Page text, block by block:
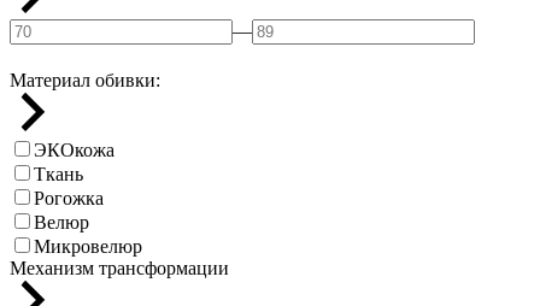
—
Материал обивки:
ЭКОкожа
Ткань
Рогожка
Велюр
Микровелюр
Механизм трансформации